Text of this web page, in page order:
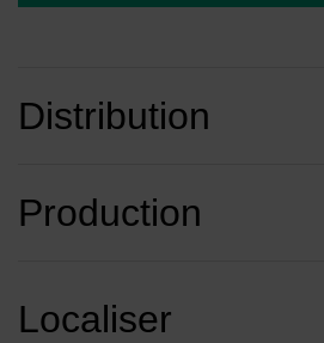
Distribution
Production
Localiser